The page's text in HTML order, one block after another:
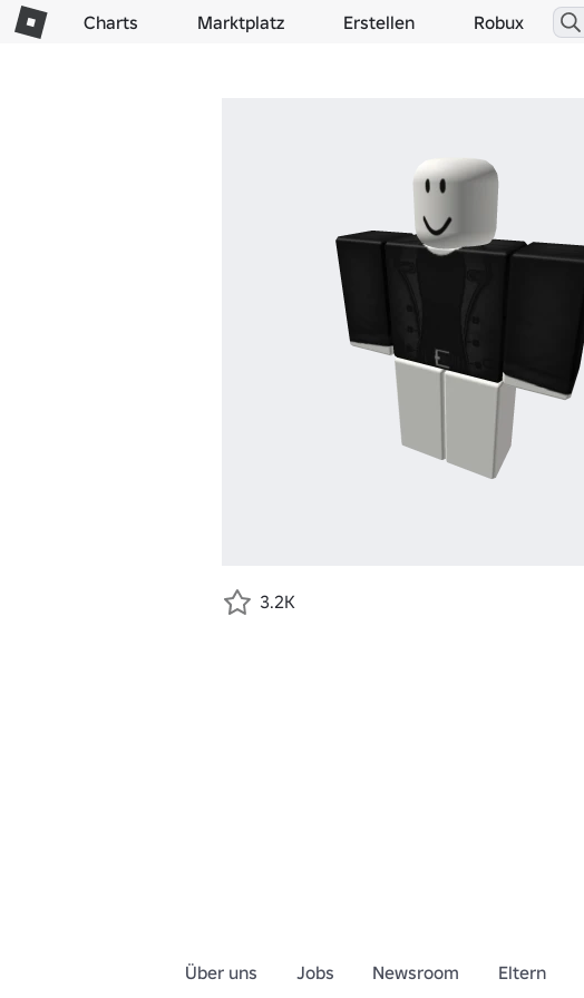
Charts Marktplatz Erstellen Robux
3.2K
Über uns Jobs Newsroom Eltern